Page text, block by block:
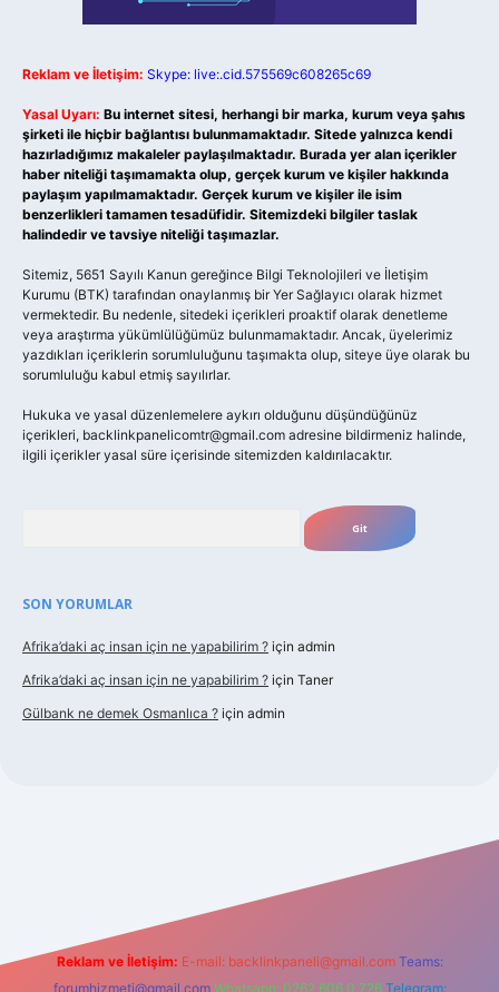
Reklam ve İletişim: Skype: live:.cid.575569c608265c69
Yasal Uyarı: Bu internet sitesi, herhangi bir marka, kurum veya şahıs
şirketi ile hiçbir bağlantısı bulunmamaktadır. Sitede yalnızca kendi
hazırladığımız makaleler paylaşılmaktadır. Burada yer alan içerikler
haber niteliği taşımamakta olup, gerçek kurum ve kişiler hakkında
paylaşım yapılmamaktadır. Gerçek kurum ve kişiler ile isim
benzerlikleri tamamen tesadüfidir. Sitemizdeki bilgiler taslak
halindedir ve tavsiye niteliği taşımazlar.
Sitemiz, 5651 Sayılı Kanun gereğince Bilgi Teknolojileri ve İletişim
Kurumu (BTK) tarafından onaylanmış bir Yer Sağlayıcı olarak hizmet
vermektedir. Bu nedenle, sitedeki içerikleri proaktif olarak denetleme
veya araştırma yükümlülüğümüz bulunmamaktadır. Ancak, üyelerimiz
yazdıkları içeriklerin sorumluluğunu taşımakta olup, siteye üye olarak bu
sorumluluğu kabul etmiş sayılırlar.
Hukuka ve yasal düzenlemelere aykırı olduğunu düşündüğünüz
içerikleri, backlinkpanelicomtr@gmail.com adresine bildirmeniz halinde,
ilgili içerikler yasal süre içerisinde sitemizden kaldırılacaktır.
SON YORUMLAR
Afrika’daki aç insan için ne yapabilirim ? için admin
Afrika’daki aç insan için ne yapabilirim ? için Taner
Gülbank ne demek Osmanlıca ? için admin
Reklam ve İletişim: E-mail: backlinkpaneli@gmail.com Teams:
forumhizmeti@gmail.com Whatsapp: 0262 606 0 726 Telegram: